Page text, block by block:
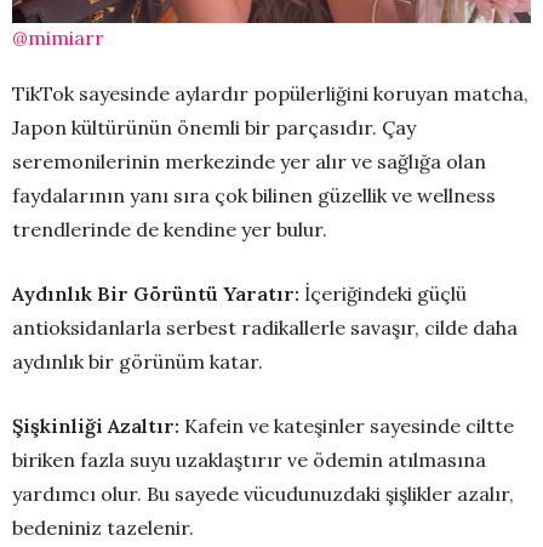
@mimiarr
TikTok sayesinde aylardır popülerliğini koruyan matcha,
Japon kültürünün önemli bir parçasıdır. Çay
seremonilerinin merkezinde yer alır ve sağlığa olan
faydalarının yanı sıra çok bilinen güzellik ve wellness
trendlerinde de kendine yer bulur.
Aydınlık Bir Görüntü Yaratır: İçeriğindeki güçlü
antioksidanlarla serbest radikallerle savaşır, cilde daha
aydınlık bir görünüm katar.
Şişkinliği Azaltır: Kafein ve kateşinler sayesinde ciltte
biriken fazla suyu uzaklaştırır ve ödemin atılmasına
yardımcı olur. Bu sayede vücudunuzdaki şişlikler azalır,
bedeniniz tazelenir.